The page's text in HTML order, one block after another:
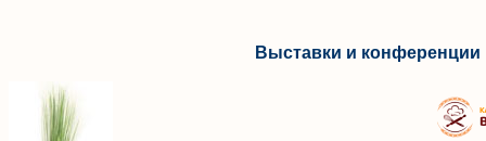
Выставки и конференции